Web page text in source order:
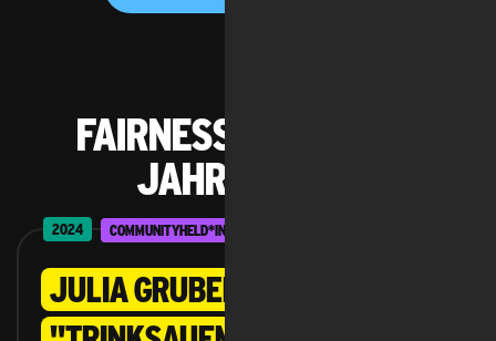
Fairnessheldin des
Jahres 2024
COMMUNITYHELD*INNEN
2024
Julia Gruber alias